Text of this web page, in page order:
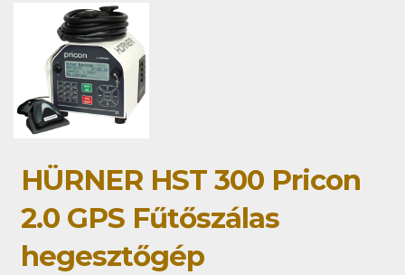
HÜRNER HST 300 Pricon
2.0 GPS Fűtőszálas
hegesztőgép